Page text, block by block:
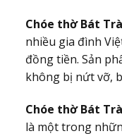
Chóe thờ Bát
nhiều gia đình
đồng tiền. Sản
không bị nứt vỡ,
Chóe thờ Bát
là một trong